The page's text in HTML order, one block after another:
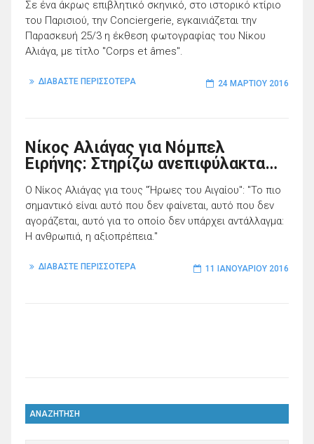
Σε ένα άκρως επιβλητικό σκηνικό, στο ιστορικό κτίριο
του Παρισιού, την Conciergerie, εγκαινιάζεται την
Παρασκευή 25/3 η έκθεση φωτογραφίας του Νίκου
Αλιάγα, με τίτλο "Corps et âmes".
ΔΙΑΒΑΣΤΕ ΠΕΡΙΣΣΟΤΕΡΑ 24 ΜΑΡΤΊΟΥ 2016
Nίκος Αλιάγας για Νόμπελ
Ειρήνης: Στηρίζω ανεπιφύλακτα…
Ο Νίκος Αλιάγας για τους "Ήρωες του Αιγαίου": "Το πιο
σημαντικό είναι αυτό που δεν φαίνεται, αυτό που δεν
αγοράζεται, αυτό για το οποίο δεν υπάρχει αντάλλαγμα:
Η ανθρωπιά, η αξιοπρέπεια."
ΔΙΑΒΑΣΤΕ ΠΕΡΙΣΣΟΤΕΡΑ 11 ΙΑΝΟΥΑΡΊΟΥ 2016
ΑΝΑΖΗΤΗΣΗ